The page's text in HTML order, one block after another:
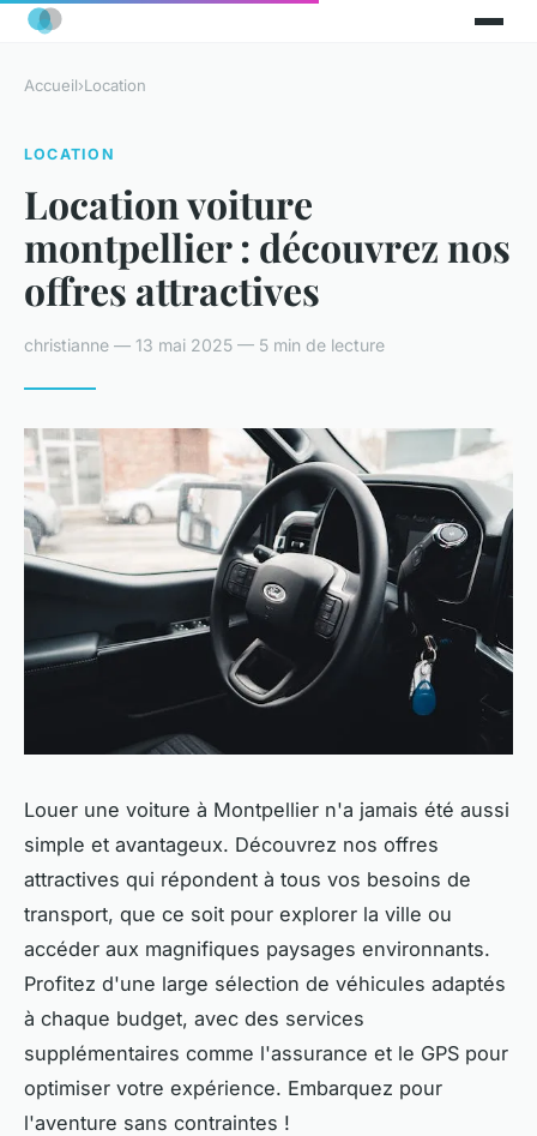
Accueil›Location
LOCATION
Location voiture
montpellier : découvrez nos
offres attractives
christianne — 13 mai 2025 — 5 min de lecture
Louer une voiture à Montpellier n'a jamais été aussi
simple et avantageux. Découvrez nos offres
attractives qui répondent à tous vos besoins de
transport, que ce soit pour explorer la ville ou
accéder aux magnifiques paysages environnants.
Profitez d'une large sélection de véhicules adaptés
à chaque budget, avec des services
supplémentaires comme l'assurance et le GPS pour
optimiser votre expérience. Embarquez pour
l'aventure sans contraintes !